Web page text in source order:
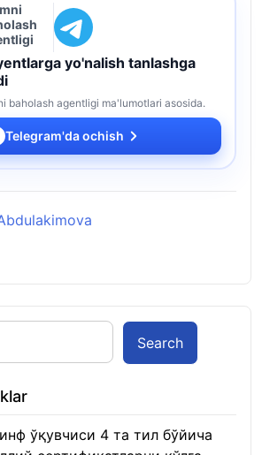
yo'nalish tanlashga
baholash agentligi ma'lumotlari asosida.
Telegram'da ochish
Search
ўқувчиси 4 та тил бўйича